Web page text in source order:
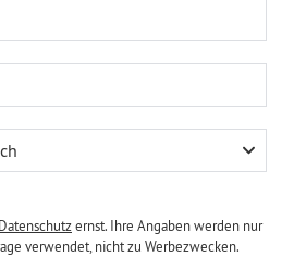
Datenschutzernst. Ihre Angaben werden nur
verwendet, nicht zu Werbezwecken.